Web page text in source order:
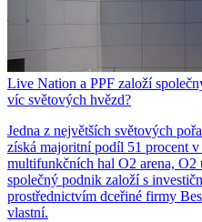
Live Nation a PPF založí
víc světových hvězd?
Jedna z největších světových
získá majoritní podíl 51 procent
multifunkčních hal O2 arena,
společný podnik založí s
prostřednictvím dceřiné firmy
vlastní.